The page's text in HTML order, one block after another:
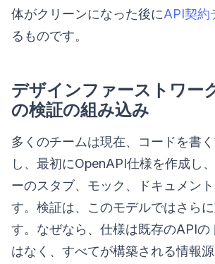
体がクリーンになった後にAPI契約
るものです。
デザインファーストワー
の検証の組み込み
多くのチームは現在、コードを書
し、最初にOpenAPI仕様を作成し
ーのスタブ、モック、ドキュメン
す。検証は、このモデルではさら
す。なぜなら、仕様は既存のAPIの
はなく、すべてが構築される情報